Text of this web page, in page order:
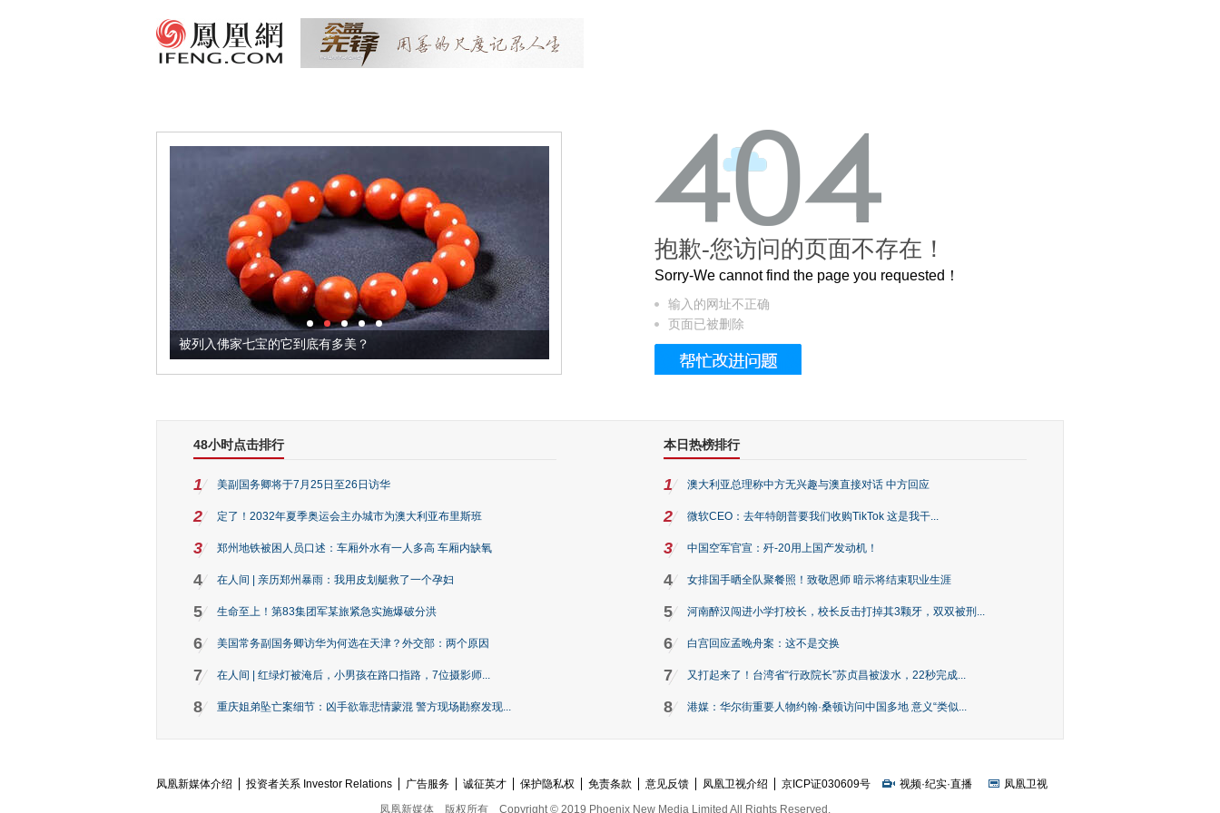
被列入佛家七宝的它到底有多美？ 这个3.2米的长卷，还原了600岁的紫禁城
抱歉-您访问的页面不存在！
Sorry-We cannot find the page you requested！
输入的网址不正确
页面已被删除
48小时点击排行
1 美副国务卿将于7月25日至26日访华
2 定了！2032年夏季奥运会主办城市为澳大利亚布里斯班
3 郑州地铁被困人员口述：车厢外水有一人多高 车厢内缺氧
4 在人间 | 亲历郑州暴雨：我用皮划艇救了一个孕妇
5 生命至上！第83集团军某旅紧急实施爆破分洪
6 美国常务副国务卿访华为何选在天津？外交部：两个原因
7 在人间 | 红绿灯被淹后，小男孩在路口指路，7位摄影师...
8 重庆姐弟坠亡案细节：凶手欲靠悲情蒙混 警方现场勘察发现...
本日热榜排行
1 澳大利亚总理称中方无兴趣与澳直接对话 中方回应
2 微软CEO：去年特朗普要我们收购TikTok 这是我干...
3 中国空军官宣：歼-20用上国产发动机！
4 女排国手晒全队聚餐照！致敬恩师 暗示将结束职业生涯
5 河南醉汉闯进小学打校长，校长反击打掉其3颗牙，双双被刑...
6 白宫回应孟晚舟案：这不是交换
7 又打起来了！台湾省“行政院长”苏贞昌被泼水，22秒完成...
8 港媒：华尔街重要人物约翰·桑顿访问中国多地 意义“类似...
凤凰新媒体介绍 投资者关系 Investor Relations 广告服务 诚征英才 保护隐私权 免责条款 意见反馈 凤凰卫视介绍 京ICP证030609号 视频·纪实·直播
凤凰卫视
凤凰新媒体
版权所有 Copyright © 2019 Phoenix New Media Limited All Rights Reserved.